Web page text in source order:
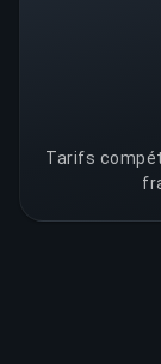
Tarifs